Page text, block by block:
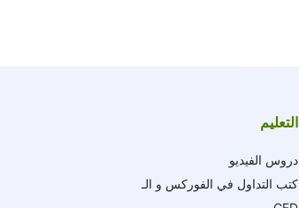
التعليم
دروس الفيديو
كتب التداول في الفوركس و الـ